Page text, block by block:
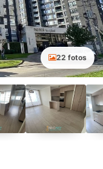
22 fotos